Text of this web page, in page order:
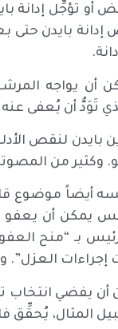
أو تؤجِّل إدانة
إدانة بايدن
يواجه
تَوَدُّ أن يُعفى
بايدن لنقص
وكثير من
أيضاً موضوع
بـ “منح العفو
إجراءات
أن يفضي
المثال، يُحقِّق